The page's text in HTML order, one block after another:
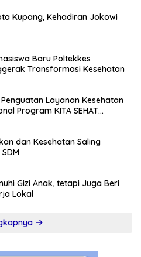
Kupang, Kehadiran Jokowi
Baru Poltekkes
Transformasi Kesehatan
Layanan Kesehatan
Program KITA SEHAT
dan Kesehatan Saling
Gizi Anak, tetapi Juga Beri
Lokal